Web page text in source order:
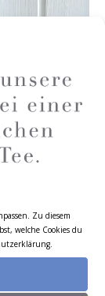
Zu diesem
welche Cookies du
.